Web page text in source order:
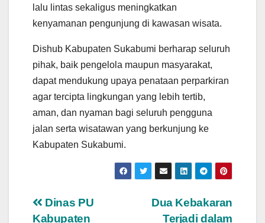
lalu lintas sekaligus meningkatkan
kenyamanan pengunjung di kawasan wisata.
Dishub Kabupaten Sukabumi berharap seluruh
pihak, baik pengelola maupun masyarakat,
dapat mendukung upaya penataan perparkiran
agar tercipta lingkungan yang lebih tertib,
aman, dan nyaman bagi seluruh pengguna
jalan serta wisatawan yang berkunjung ke
Kabupaten Sukabumi.
Navigasi
Dua Kebakaran
Terjadi dalam
Dinas PU
Kabupaten